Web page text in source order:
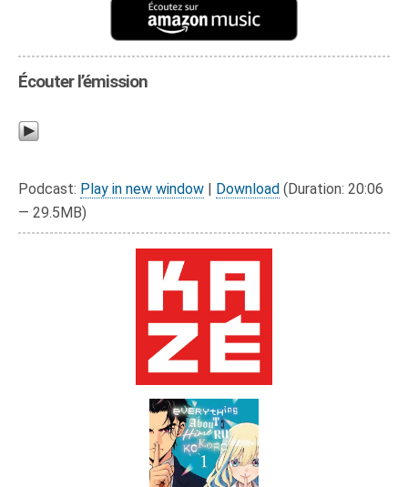
Écouter l’émission
Podcast: Play in new window Download (Duration: 20:06
— 29.5MB)